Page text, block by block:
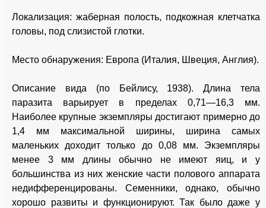
Локализация: жаберная полость, подкожная клетчатка
головы, под слизистой глотки.
Место обнаружения: Европа (Италия, Швеция, Англия).
Описание вида (по Бейлису, 1938). Длина тела
паразита варьирует в пределах 0,71—16,3 мм.
Наиболее крупные экземпляры достигают примерно до
1,4 мм максимальной ширины, ширина самых
маленьких доходит только до 0,08 мм. Экземпляры
менее 3 мм длины обычно не имеют яиц, и у
большинства из них женские части полового аппарата
недифференцированы. Семенники, однако, обычно
хорошо развиты и функционируют. Так было даже у